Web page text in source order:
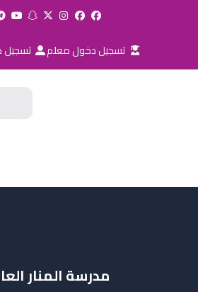
تسجيل دخول معلم تسجيل
مدرسة المنار